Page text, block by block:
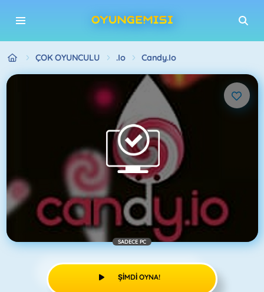
ÇOK OYUNCULU .io Candy.io
SADECE PC
ŞIMDI OYNA!